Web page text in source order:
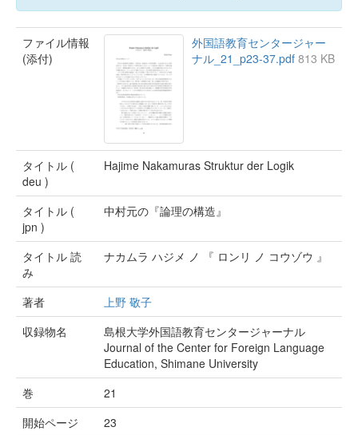
ファイル情報
(添付)
外国語教育センタージャー
ナル_21_p23-37.pdf 813 KB
タイトル (
deu )
Hajime Nakamuras Struktur der Logik
タイトル (
jpn )
中村元の『論理の構造』
タイトル 読
み
ナカムラ ハジメ ノ 『 ロンリ ノ コウゾウ 』
著者
上野 敬子
収録物名
島根大学外国語教育センタージャーナル
Journal of the Center for Foreign Language
Education, Shimane University
巻
21
開始ページ
23